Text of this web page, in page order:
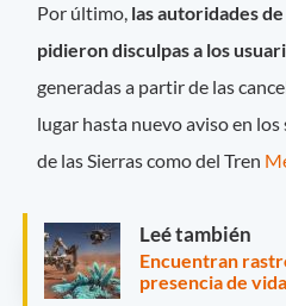
Por último, las autoridades
pidieron disculpas a los
generadas a partir de las
lugar hasta nuevo aviso en
de las Sierras como del Tren
Leé también
Encuentran
presencia de